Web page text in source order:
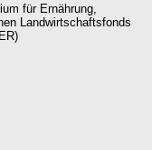
für Ernährung,
Landwirtschaftsfonds